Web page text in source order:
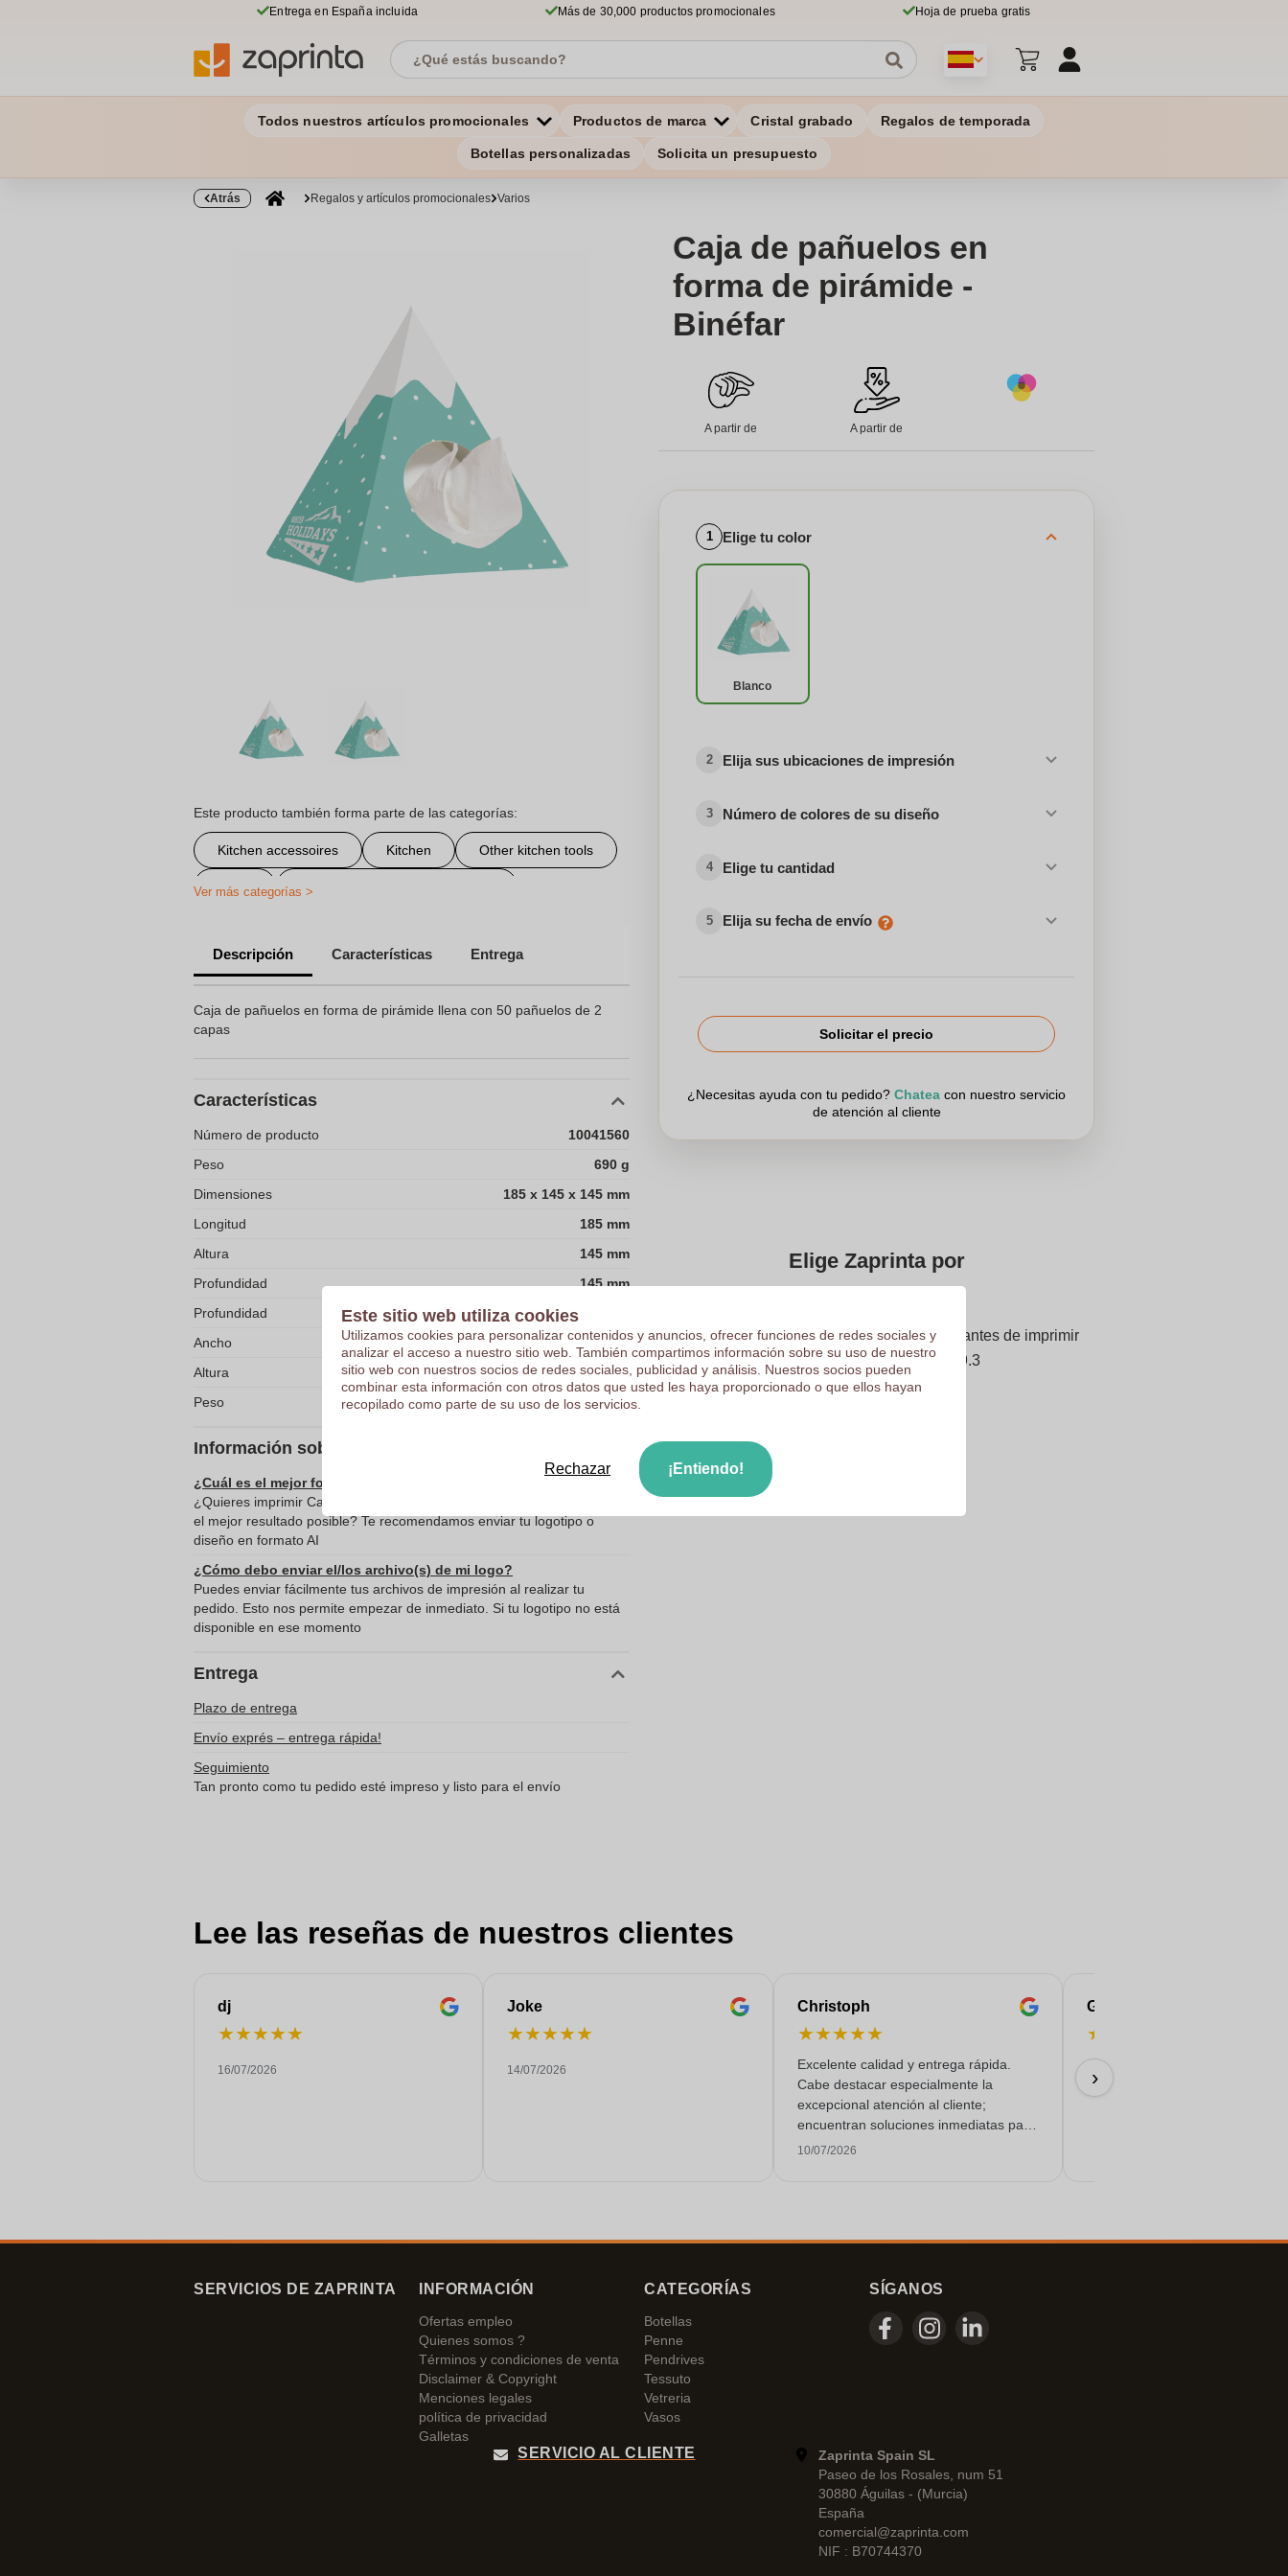
Entrega en España incluida Más de 30,000 productos promocionales Hoja de prueba gratis
Todos nuestros artículos promocionales Productos de marca Cristal grabado Regalos de temporada
Botellas personalizadas Solicita un presupuesto
Atrás Regalos y artículos promocionales Varios
Este producto también forma parte de las categorías:
Kitchen accessoires Kitchen Other kitchen tools
Other toallitaspañuelospersonalizadas
Regalos Promocionales Personalizados para el Sector Sanitario
Ver más categorías >
Descripción Características Entrega
Caja de pañuelos en forma de pirámide llena con 50 pañuelos de 2
capas
Características
Número de producto
10041560
Peso
690 g
Dimensiones
185 x 145 x 145 mm
Longitud
185 mm
Altura
145 mm
Profundidad
145 mm
Profundidad
Ancho
145.0
Altura
185.0
Peso
690.0
Información sobre el envío de datos
¿Cuál es el mejor formato para enviar mis archivos?
¿Quieres imprimir Caja de pañuelos en forma de pirámide - Binéfar con
el mejor resultado posible? Te recomendamos enviar tu logotipo o
diseño en formato AI
¿Cómo debo enviar el/los archivo(s) de mi logo?
Puedes enviar fácilmente tus archivos de impresión al realizar tu
pedido. Esto nos permite empezar de inmediato. Si tu logotipo no está
disponible en ese momento
Entrega
Plazo de entrega
Envío exprés – entrega rápida!
Seguimiento
Tan pronto como tu pedido esté impreso y listo para el envío
Caja de pañuelos en
forma de pirámide -
Binéfar
A partir de A partir de
1 Elige tu color
Blanco
2 Elija sus ubicaciones de impresión
3 Número de colores de su diseño
4 Elige tu cantidad
5 Elija su fecha de envío
Solicitar el precio
¿Necesitas ayuda con tu pedido? Chatea con nuestro servicio
de atención al cliente
Elige Zaprinta por
Revisamos su logotipo de forma gratuita antes de imprimir
Los clientes nos dan una puntuación de 9.3
Lee las reseñas de nuestros clientes
dj
★★★★★
16/07/2026
Joke
★★★★★
14/07/2026
Christoph
★★★★★
Excelente calidad y entrega rápida.
Cabe destacar especialmente la
excepcional atención al cliente;
encuentran soluciones inmediatas para
todas las consultas. Nada de
10/07/2026
Gaelle
★
09/07/2026
›
SERVICIOS DE ZAPRINTA INFORMACIÓN
Ofertas empleo
Quienes somos ?
Términos y condiciones de venta
Disclaimer & Copyright
Menciones legales
política de privacidad
Galletas
CATEGORÍAS
Botellas
Penne
Pendrives
Tessuto
Vetreria
Vasos
SÍGANOS
SERVICIO AL CLIENTE
Zaprinta Spain SL
Paseo de los Rosales, num 51
30880 Águilas - (Murcia)
España
comercial@zaprinta.com
NIF : B70744370
Este sitio web utiliza cookies
Utilizamos cookies para personalizar contenidos y anuncios, ofrecer funciones de redes sociales y
analizar el acceso a nuestro sitio web. También compartimos información sobre su uso de nuestro
sitio web con nuestros socios de redes sociales, publicidad y análisis. Nuestros socios pueden
combinar esta información con otros datos que usted les haya proporcionado o que ellos hayan
recopilado como parte de su uso de los servicios.
Rechazar ¡Entiendo!